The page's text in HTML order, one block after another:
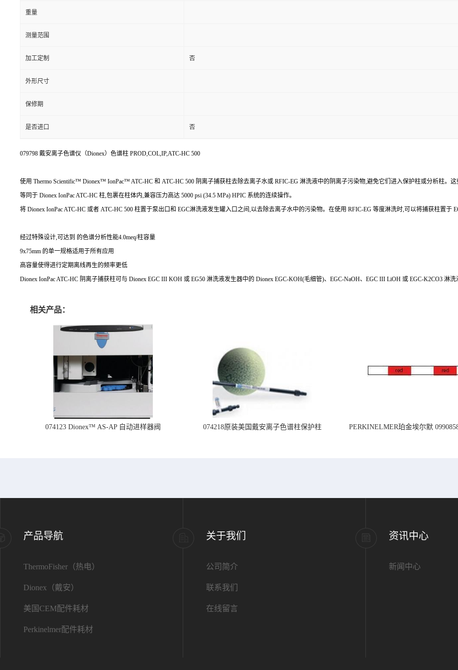
重量
测量范围
加工定制 否
外形尺寸
保修期
是否进口 否
079798 戴安离子色谱仪（Dionex）色谱柱 PROD,COL,IP,ATC-HC 500
使用 Thermo Scientific™ Dionex™ IonPac™ ATC-HC 和 ATC-HC 500 阴离子捕获柱去除去离子水或 RFIC-EG 淋洗液中的阴离子污染物,避免它们进入保护柱或分析柱。
等同于 Dionex IonPac ATC-HC 柱,包裹在柱体内,兼容压力高达 5000 psi (34.5 MPa) HPIC 系统的连续操作。
将 Dionex IonPac ATC-HC 或者 ATC-HC 500 柱置于泵出口和 EGC淋洗液发生罐入口之间,以去除去离子水中的污染物。在使用 RFIC-EG 等度淋洗时,可以将捕获柱置于
经过特殊设计,可达到 的色谱分析性能4.0meq/柱容量
9x75mm 的单一规格适用于所有应用
高容量使得进行定期离线再生的频率更低
Dionex IonPac ATC-HC 阴离子捕获柱可与 Dionex EGC III KOH 或 EG50 淋洗液发生器中的 Dionex EGC-KOH(毛细管)、EGC-NaOH、EGC III LiOH 或 EGC-K2CO3 淋
相关产品：
074123 Dionex™ AS-AP 自动进样器阀 074218原装美国戴安离子色谱柱保护柱
PERKINELMER珀金埃尔默
产品导航
ThermoFisher（热电）
Dionex（戴安）
美国CEM配件耗材
Perkinelmer配件耗材
关于我们
公司简介
联系我们
在线留言
资讯中心
新闻中心